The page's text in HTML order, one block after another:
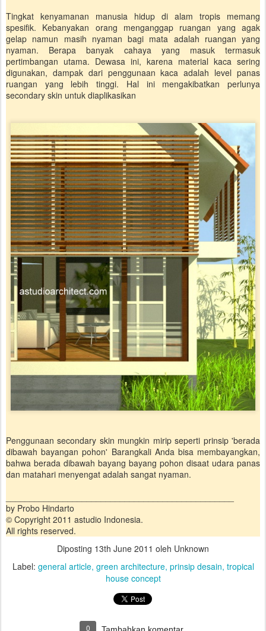
Tingkat kenyamanan manusia hidup di alam tropis memang
spesifik. Kebanyakan orang menganggap ruangan yang agak
gelap namun masih nyaman bagi mata adalah ruangan yang
nyaman. Berapa banyak cahaya yang masuk termasuk
pertimbangan utama. Dewasa ini, karena material kaca sering
digunakan, dampak dari penggunaan kaca adalah level panas
ruangan yang lebih tinggi. Hal ini mengakibatkan perlunya
secondary skin untuk diaplikasikan
Penggunaan secondary skin mungkin mirip seperti prinsip 'berada
dibawah bayangan pohon' Barangkali Anda bisa membayangkan,
bahwa berada dibawah bayang bayang pohon disaat udara panas
dan matahari menyengat adalah sangat nyaman.
by Probo Hindarto
© Copyright 2011 astudio Indonesia.
All rights reserved.
Diposting 13th June 2011 oleh Unknown
Label: general article green architecture prinsip desain tropical
house concept
0